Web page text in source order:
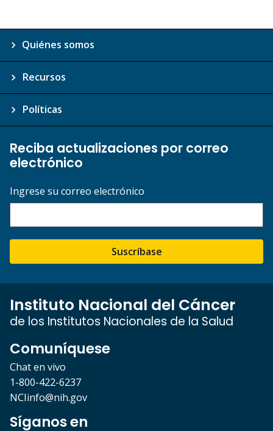
Quiénes somos
Recursos
Políticas
Reciba actualizaciones por correo
electrónico
Ingrese su correo electrónico
Suscríbase
Instituto Nacional del Cáncer
de los Institutos Nacionales de la Salud
Comuníquese
Chat en vivo
1-800-422-6237
NCIinfo@nih.gov
Síganos en